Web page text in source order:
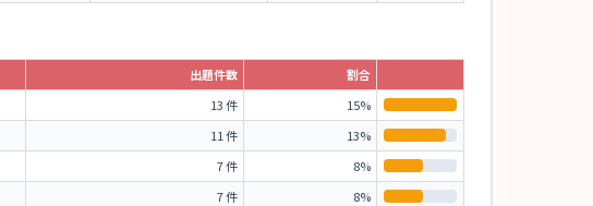
出題件数
割合
13 件
15%
11 件
13%
7 件
8%
7 件
8%